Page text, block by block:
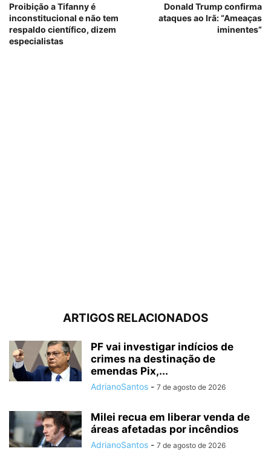
Proibição a Tifanny é
inconstitucional e não tem
respaldo científico, dizem
especialistas
Donald Trump confirma
ataques ao Irã: “Ameaças
iminentes”
ARTIGOS RELACIONADOS
PF vai investigar indícios de
crimes na destinação de
emendas Pix,...
AdrianoSantos - 7 de agosto de 2026
Milei recua em liberar venda de
áreas afetadas por incêndios
AdrianoSantos - 7 de agosto de 2026